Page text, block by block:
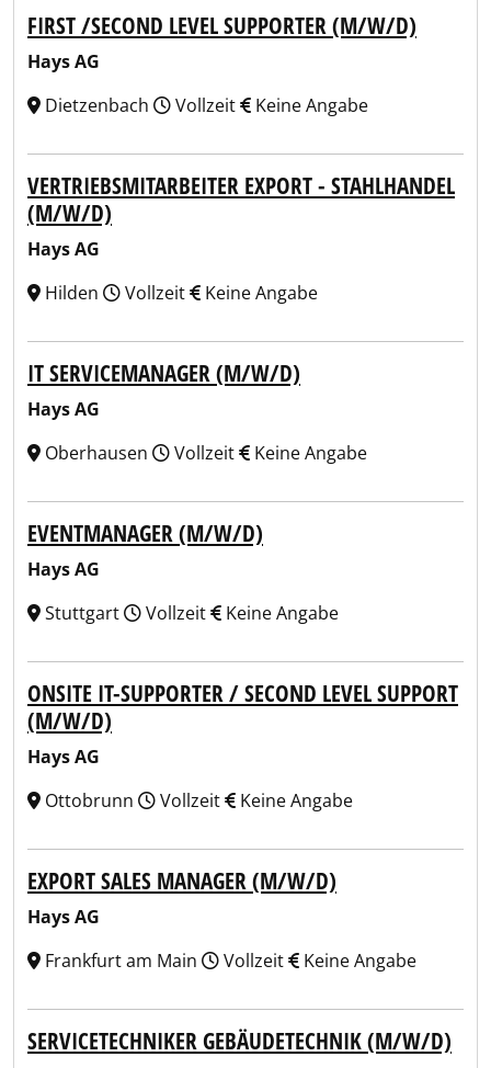
FIRST /SECOND LEVEL SUPPORTER (M/W/D)
Hays AG
Dietzenbach
Vollzeit Keine Angabe
VERTRIEBSMITARBEITER EXPORT - STAHLHANDEL
(M/W/D)
Hays AG
Hilden
Vollzeit Keine Angabe
IT SERVICEMANAGER (M/W/D)
Hays AG
Oberhausen
Vollzeit Keine Angabe
EVENTMANAGER (M/W/D)
Hays AG
Stuttgart
Vollzeit Keine Angabe
ONSITE IT-SUPPORTER / SECOND LEVEL SUPPORT
(M/W/D)
Hays AG
Ottobrunn
Vollzeit Keine Angabe
EXPORT SALES MANAGER (M/W/D)
Hays AG
Frankfurt am Main
Vollzeit Keine Angabe
SERVICETECHNIKER GEBÄUDETECHNIK (M/W/D)